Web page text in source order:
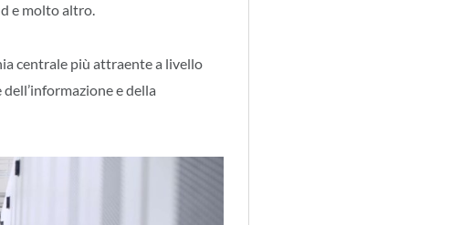
e molto altro.
centrale più attraente a livello
e della